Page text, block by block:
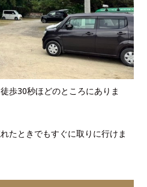
歩30秒ほどのところにありま
たときでもすぐに取りに行けま